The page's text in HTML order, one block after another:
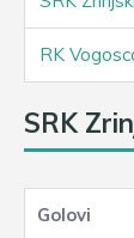
RK
SRK